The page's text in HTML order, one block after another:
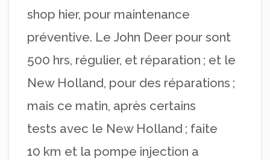
shop hier, pour maintenance
préventive. Le John Deer pour sont
500 hrs, régulier, et réparation ; et le
New Holland, pour des réparations ;
mais ce matin, après certains
tests avec le New Holland ; faite
10 km et la pompe injection a